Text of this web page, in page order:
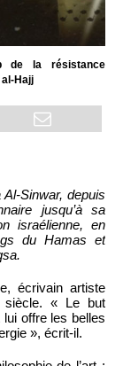
de la résistance
Hajj
Sinwar, depuis
jusqu’à sa
israélienne, en
du Hamas et
écrivain artiste
siècle. « Le but
lui offre les belles
», écrit-il.